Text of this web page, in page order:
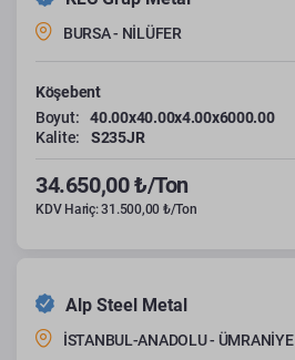
BURSA - NİLÜFER
Köşebent
Boyut:
40.00x40.00x4.00x6000.00
Kalite:
S235JR
34.650,00 ₺/Ton
KDV Hariç: 31.500,00 ₺/Ton
Alp Steel Metal
İSTANBUL-ANADOLU - ÜMRANİYE